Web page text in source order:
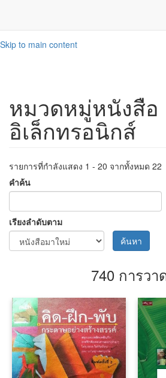
Skip to main content
หมวดหมู่หนังสือ
อิเล็กทรอนิกส์
รายการที่กำลังแสดง 1 - 20 จากทั้งหมด 22
คำค้น
เรียงลำดับตาม
ค้นหา
740 การว